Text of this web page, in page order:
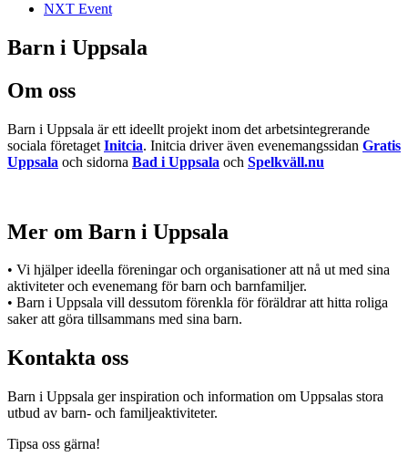
NXT Event
Barn i Uppsala
Om oss
Barn i Uppsala är ett ideellt projekt inom det arbetsintegrerande
sociala företaget Initcia. Initcia driver även evenemangssidan Gratis
Uppsala och sidorna Bad i Uppsala och Spelkväll.nu
Mer om Barn i Uppsala
• Vi hjälper ideella föreningar och organisationer att nå ut med sina
aktiviteter och evenemang för barn och barnfamiljer.
• Barn i Uppsala vill dessutom förenkla för föräldrar att hitta roliga
saker att göra tillsammans med sina barn.
Kontakta oss
Barn i Uppsala ger inspiration och information om Uppsalas stora
utbud av barn- och familjeaktiviteter.
Tipsa oss gärna!